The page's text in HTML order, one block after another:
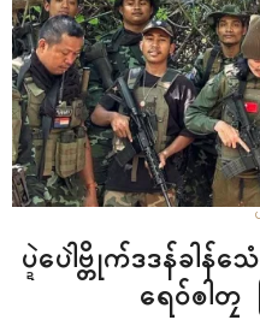
ပ္ဍဲပေါဲဗ္တိုက်ဒဒန်ခ
ရေဝ်ၜါ